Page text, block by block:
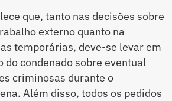
que, tanto nas decisões sobre
externo quanto na
temporárias, deve-se levar em
do condenado sobre eventual
criminosas durante o
Além disso, todos os pedidos